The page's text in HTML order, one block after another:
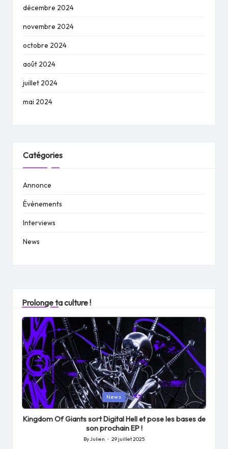
décembre 2024
novembre 2024
octobre 2024
août 2024
juillet 2024
mai 2024
Catégories
Annonce
Événements
Interviews
News
Prolonge ta culture !
Posted
in
News
Kingdom Of Giants sort Digital Hell et pose les bases de
son prochain EP !
Posted
ByJulien 29 juillet 2025